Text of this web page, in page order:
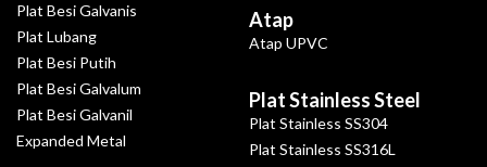
Plat Besi Galvanis
Plat Lubang
Plat Besi Putih
Plat Besi Galvalum
Plat Besi Galvanil
Expanded Metal
Atap
Atap UPVC
Plat Stainless Steel
Plat Stainless SS304
Plat Stainless SS316L